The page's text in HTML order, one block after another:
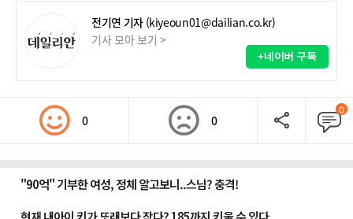
전기연 기자 (kiyeoun01@dailian.co.kr)
기사 모아 보기 >
+네이버 구독
0 0
0